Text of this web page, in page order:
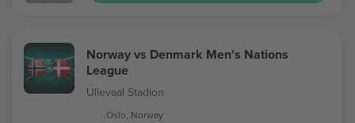
Norway vs Denmark Men's Nations
League
Ullevaal Stadion
Oslo, Norway